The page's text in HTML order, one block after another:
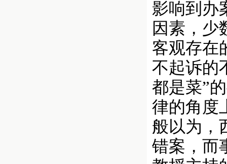
影响到办
因素，少
客观存在
不起诉的
都是菜”
律的角度
般以为，
错案，而